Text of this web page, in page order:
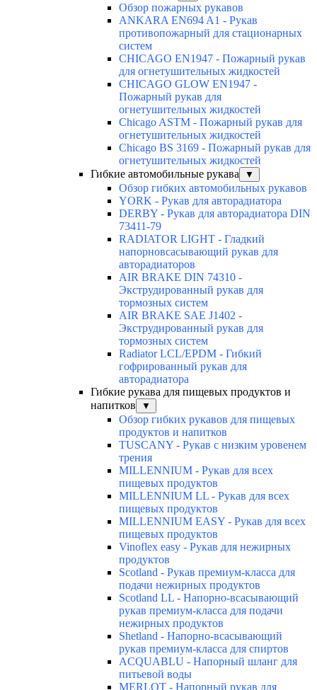
Обзор пожарных рукавов
ANKARA EN694 A1 - Рукав
противопожарный для стационарных
систем
CHICAGO EN1947 - Пожарный рукав
для огнетушительных жидкостей
CHICAGO GLOW EN1947 -
Пожарный рукав для
огнетушительных жидкостей
Chicago ASTM - Пожарный рукав для
огнетушительных жидкостей
Chicago BS 3169 - Пожарный рукав для
огнетушительных жидкостей
Гибкие автомобильные рукава
▼
Обзор гибких автомобильных рукавов
YORK - Рукав для авторадиатора
DERBY - Рукав для авторадиатора DIN
73411-79
RADIATOR LIGHT - Гладкий
напорновсасывающий рукав для
авторадиаторов
AIR BRAKE DIN 74310 -
Экструдированный рукав для
тормозных систем
AIR BRAKE SAE J1402 -
Экструдированный рукав для
тормозных систем
Radiator LCL/EPDM - Гибкий
гофрированный рукав для
авторадиатора
Гибкие рукава для пищевых продуктов и
напитков
▼
Обзор гибких рукавов для пищевых
продуктов и напитков
TUSCANY - Рукав с низким уровенем
трения
MILLENNIUM - Рукав для всех
пищевых продуктов
MILLENNIUM LL - Рукав для всех
пищевых продуктов
MILLENNIUM EASY - Рукав для всех
пищевых продуктов
Vinoflex easy - Рукав для нежирных
продуктов
Scotland - Рукав премиум-класса для
подачи нежирных продуктов
Scotland LL - Напорно-всасывающий
рукав премиум-класса для подачи
нежирных продуктов
Shetland - Напорно-всасывающий
рукав премиум-класса для спиртов
ACQUABLU - Напорный шланг для
питьевой воды
MERLOT - Напорный рукав для